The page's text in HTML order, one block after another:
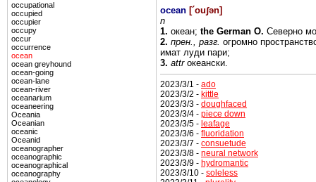
occupational
occupied
occupier
occupy
occur
occurrence
ocean
ocean greyhound
ocean-going
ocean-lane
ocean-river
oceanarium
oceaneering
Oceania
Oceanian
oceanic
Oceanid
oceanographer
oceanographic
oceanographical
oceanography
ocean [´ouʃən]
n
1. океан; the German O. Северно
2. прен., разг. огромно
имат луди пари;
3. attrокеански.
2023/3/1 - ado
2023/3/2 - kittle
2023/3/3 - doughfaced
2023/3/4 - piece down
2023/3/5 - leafage
2023/3/6 - fluoridation
2023/3/7 - consuetude
2023/3/8 - neural network
2023/3/9 - hydromantic
2023/3/10 - soleless